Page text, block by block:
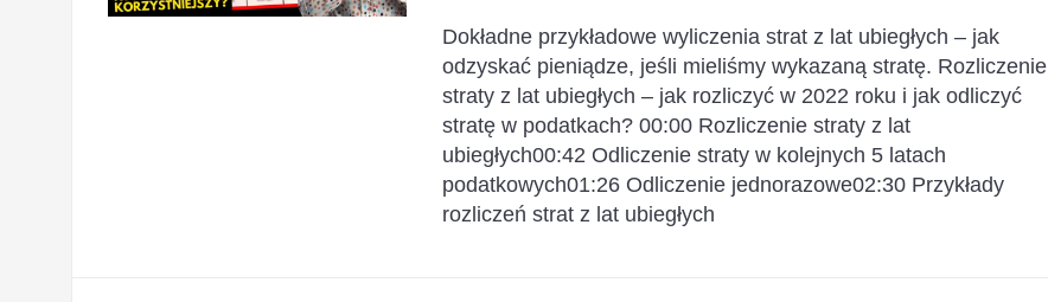
Dokładne przykładowe wyliczenia strat z lat ubiegłych – jak
odzyskać pieniądze, jeśli mieliśmy wykazaną stratę. Rozliczenie
straty z lat ubiegłych – jak rozliczyć w 2022 roku i jak odliczyć
stratę w podatkach? 00:00 Rozliczenie straty z lat
ubiegłych00:42 Odliczenie straty w kolejnych 5 latach
podatkowych01:26 Odliczenie jednorazowe02:30 Przykłady
rozliczeń strat z lat ubiegłych